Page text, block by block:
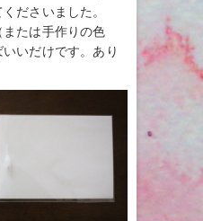
ださいました。
たは手作りの色
いだけです。あり